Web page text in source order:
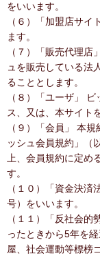
をいいます。
（６）「加盟店サ
ます。
（７）「販売代理
ュを販売している法
ることとします。
（８）「ユーザ」
ス、又は、本サイト
（９）「会員」 本
ッシュ会員規約」（
上、会員規約に定め
す。
（１０）「資金決
号）をいいます。
（１１）「反社会
ったときから5年を
屋、社会運動等標榜